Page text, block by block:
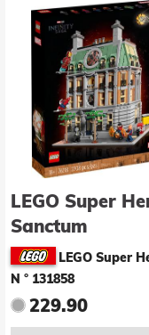
LEGO Super
Sanctum
Sanctorum
LEGO Super
N ° 131858
229.90